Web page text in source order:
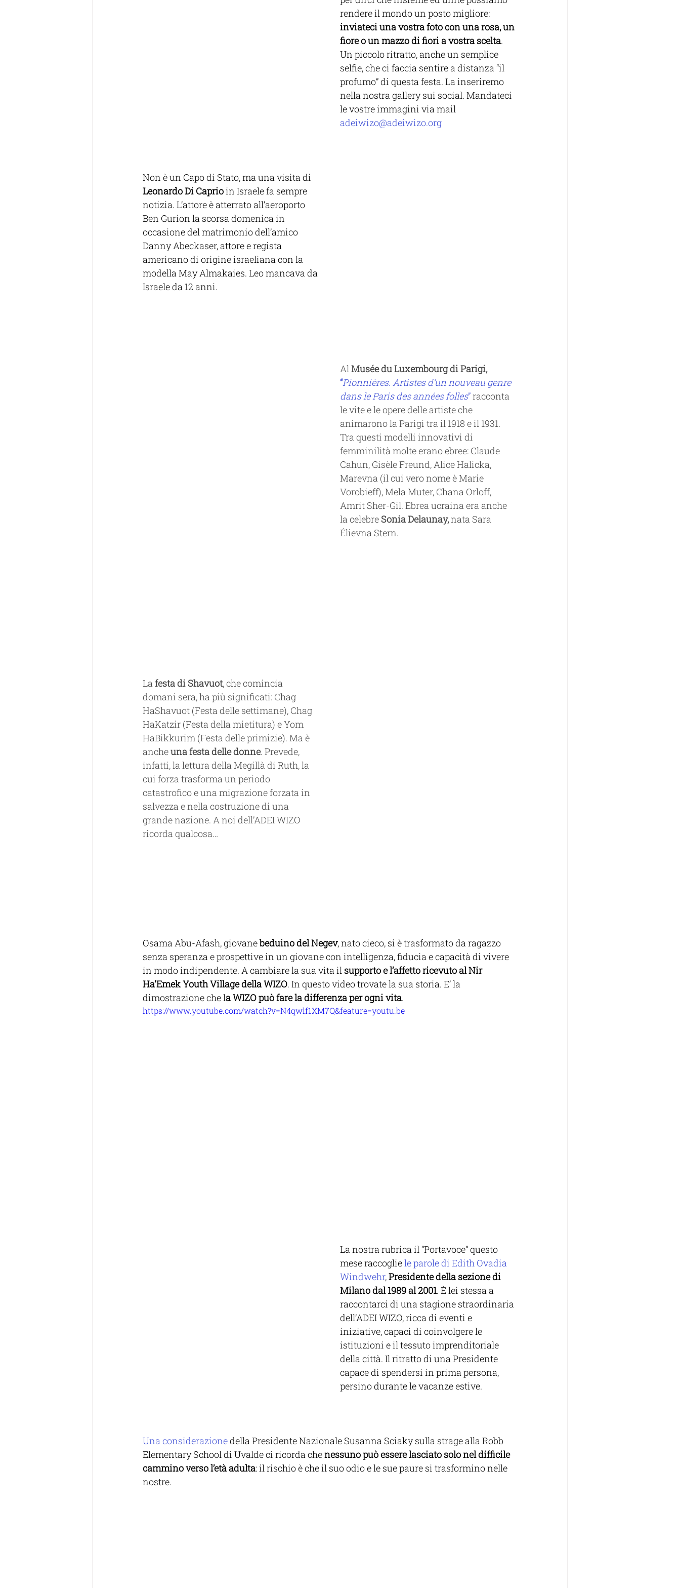
rendere il mondo un posto migliore:
inviateci una vostra foto con una rosa, un
fiore o un mazzo di fiori a vostra scelta.
Un piccolo ritratto, anche un semplice
selfie, che ci faccia sentire a distanza “il
profumo” di questa festa. La inseriremo
nella nostra gallery sui social. Mandateci
le vostre immagini via mail
adeiwizo@adeiwizo.org
Non è un Capo di Stato, ma una visita di
Leonardo Di Caprio in Israele fa sempre
notizia. L’attore è atterrato all’aeroporto
Ben Gurion la scorsa domenica in
occasione del matrimonio dell’amico
Danny Abeckaser, attore e regista
americano di origine israeliana con la
modella May Almakaies. Leo mancava da
Israele da 12 anni.
Al Musée du Luxembourg di Parigi,
“Pionnières. Artistes d’un nouveau genre
dans le Paris des années folles” racconta
le vite e le opere delle artiste che
animarono la Parigi tra il 1918 e il 1931.
Tra questi modelli innovativi di
femminilità molte erano ebree: Claude
Cahun, Gisèle Freund, Alice Halicka,
Marevna (il cui vero nome è Marie
Vorobieff), Mela Muter, Chana Orloff,
Amrit Sher-Gil. Ebrea ucraina era anche
la celebre Sonia Delaunay, nata Sara
Élievna Stern.
La festa di Shavuot, che comincia
domani sera,ha più significati: Chag
HaShavuot (Festa delle settimane), Chag
HaKatzir (Festa della mietitura) e Yom
HaBikkurim (Festa delle primizie). Ma è
anche una festa delle donne. Prevede,
infatti, la lettura della Megillà di Ruth, la
cui forza trasforma un periodo
catastrofico e una migrazione forzata in
salvezza e nella costruzione di una
grande nazione. A noi dell’ADEI WIZO
ricorda qualcosa…
Osama Abu-Afash, giovane beduino del Negev, nato cieco, si è trasformato da ragazzo
senza speranza e prospettive in un giovane con intelligenza, fiducia e capacità di vivere
in modo indipendente. A cambiare la sua vita il supporto e l’affetto ricevuto al Nir
Ha'Emek Youth Village della WIZO. In questo video trovate la sua storia. E’ la
dimostrazione che la WIZO può fare la differenza per ogni vita.
https://www.youtube.com/watch?v=N4qwlf1XM7Q&feature=youtu.be
La nostra rubrica il “Portavoce” questo
mese raccoglie le parole di Edith Ovadia
Windwehr, Presidente della sezione di
Milano dal 1989 al 2001. È lei stessa a
raccontarci di una stagione straordinaria
dell’ADEI WIZO, ricca di eventi e
iniziative, capaci di coinvolgere le
istituzioni e il tessuto imprenditoriale
della città. Il ritratto di una Presidente
capace di spendersi in prima persona,
persino durante le vacanze estive.
Una considerazione della Presidente Nazionale Susanna Sciaky sulla strage alla Robb
Elementary School di Uvalde ci ricorda che nessuno può essere lasciato solo nel difficile
cammino verso l’età adulta: il rischio è che il suo odio e le sue paure si trasformino nelle
nostre.